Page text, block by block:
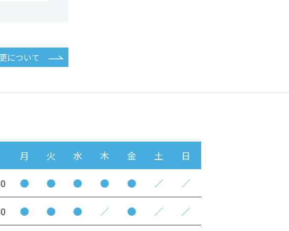
について
月 火 水 木 金 土 日
● ● ● ● ● ／ ／
● ● ● ／ ● ／ ／